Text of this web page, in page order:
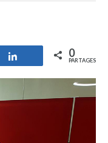
Partagez 0
PARTAGES